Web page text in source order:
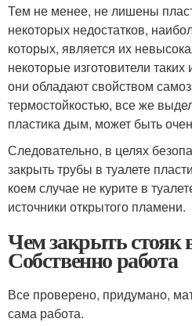
Тем не менее, не лишены
некоторых недостатков,
которых, является их
некоторые изготовители
они обладают свойством
термостойкостью, все же
пластика дым, может быть
Следовательно, в целях
закрыть трубы в туалете
коем случае не курите в
источники открытого пламени.
Чем закрыть стояк
Собственно работа
Все проверено, придумано,
сама работа.